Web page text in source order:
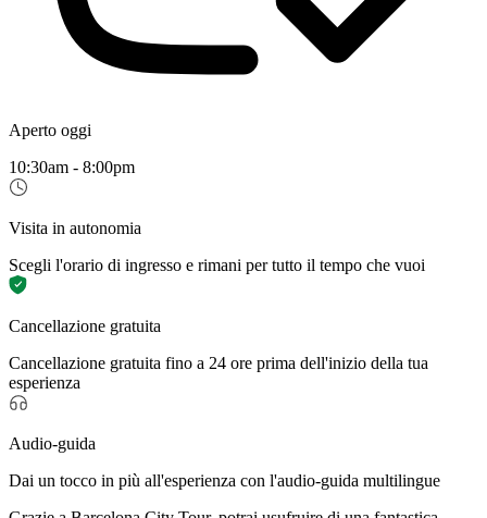
Aperto oggi
10:30am - 8:00pm
Visita in autonomia
Scegli l'orario di ingresso e rimani per tutto il tempo che vuoi
Cancellazione gratuita
Cancellazione gratuita fino a 24 ore prima dell'inizio della tua
esperienza
Audio-guida
Dai un tocco in più all'esperienza con l'audio-guida multilingue